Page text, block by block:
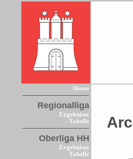
Home
Regionalliga
Ergebnisse
Tabelle
Oberliga HH
Ergebnisse
Tabelle